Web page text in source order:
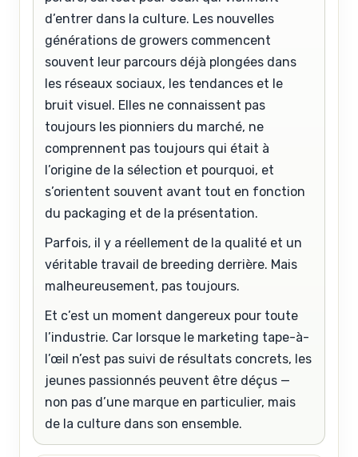
d’entrer dans la culture. Les nouvelles
générations de growers commencent
souvent leur parcours déjà plongées dans
les réseaux sociaux, les tendances et le
bruit visuel. Elles ne connaissent pas
toujours les pionniers du marché, ne
comprennent pas toujours qui était à
l’origine de la sélection et pourquoi, et
s’orientent souvent avant tout en fonction
du packaging et de la présentation.
Parfois, il y a réellement de la qualité et un
véritable travail de breeding derrière. Mais
malheureusement, pas toujours.
Et c’est un moment dangereux pour toute
l’industrie. Car lorsque le marketing tape-à-
l’œil n’est pas suivi de résultats concrets, les
jeunes passionnés peuvent être déçus —
non pas d’une marque en particulier, mais
de la culture dans son ensemble.